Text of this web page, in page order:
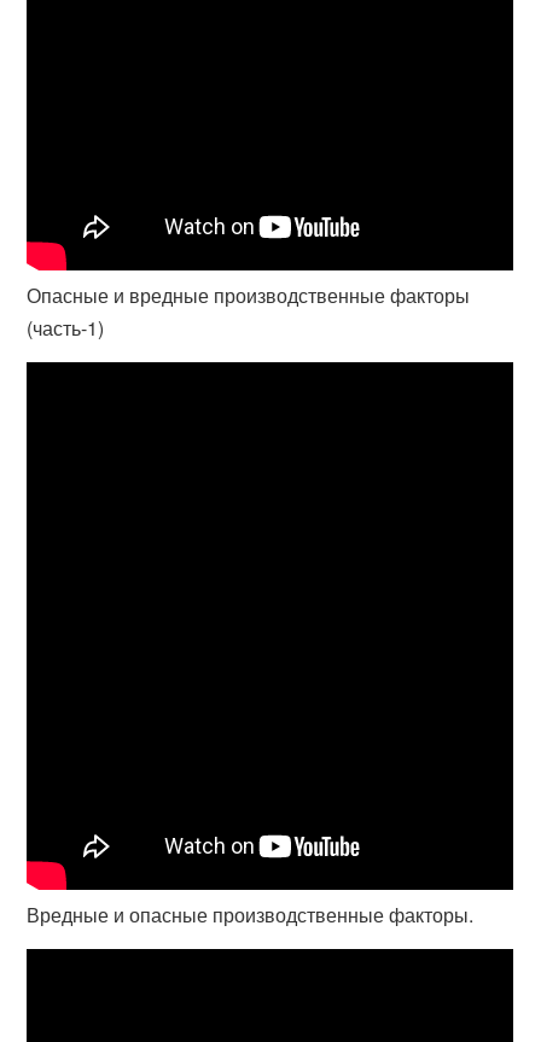
Опасные и вредные производственные факторы
(часть-1)
Вредные и опасные производственные факторы.